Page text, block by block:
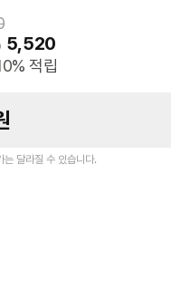
는 달라질 수 있습니다.
5,520
적립